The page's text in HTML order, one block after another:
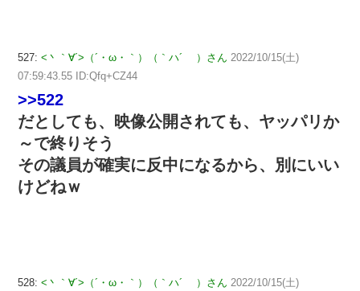
527: <丶｀∀´>（´・ω・｀）（｀ハ´ ）さん 2022/10/15(土)
07:59:43.55 ID:Qfq+CZ44
>>522
だとしても、映像公開されても、ヤッパリか
～で終りそう
その議員が確実に反中になるから、別にいい
けどねｗ
528: <丶｀∀´>（´・ω・｀）（｀ハ´ ）さん 2022/10/15(土)